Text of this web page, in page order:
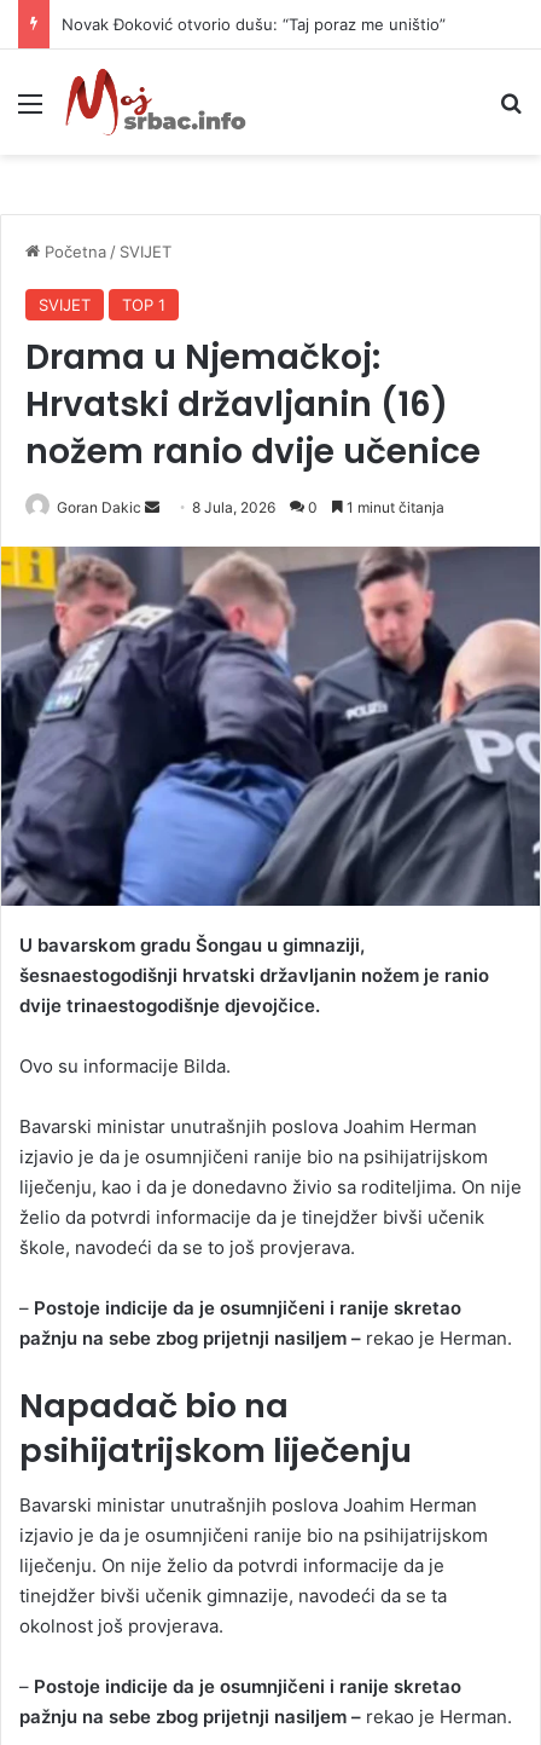
Novak Đoković otvorio dušu: “Taj poraz me uništio”
Meni
Početna / SVIJET
SVIJET TOP 1
Drama u Njemačkoj:
Hrvatski državljanin (16)
nožem ranio dvije učenice
Goran Dakic
a
e
i
8 Jula, 2026 0 1 minut čitanja
U bavarskom gradu Šongau u gimnaziji,
šesnaestogodišnji hrvatski državljanin nožem je ranio
dvije trinaestogodišnje djevojčice.
Ovo su informacije Bilda.
Bavarski ministar unutrašnjih poslova Joahim Herman
izjavio je da je osumnjičeni ranije bio na psihijatrijskom
liječenju, kao i da je donedavno živio sa roditeljima. On nije
želio da potvrdi informacije da je tinejdžer bivši učenik
škole, navodeći da se to još provjerava.
– Postoje indicije da je osumnjičeni i ranije skretao
pažnju na sebe zbog prijetnji nasiljem – rekao je Herman.
Napadač bio na
psihijatrijskom liječenju
Bavarski ministar unutrašnjih poslova Joahim Herman
izjavio je da je osumnjičeni ranije bio na psihijatrijskom
liječenju. On nije želio da potvrdi informacije da je
tinejdžer bivši učenik gimnazije, navodeći da se ta
okolnost još provjerava.
– Postoje indicije da je osumnjičeni i ranije skretao
pažnju na sebe zbog prijetnji nasiljem – rekao je Herman.